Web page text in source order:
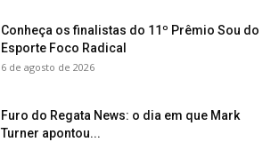
Conheça os finalistas do 11º Prêmio Sou do
Esporte Foco Radical
6 de agosto de 2026
Furo do Regata News: o dia em que Mark
Turner apontou...